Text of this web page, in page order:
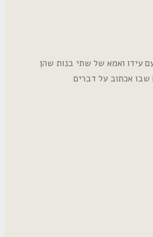
עידו ואמא של שתי בנות שהן
שבו אכתוב על דברים